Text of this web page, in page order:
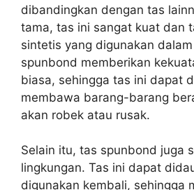
dibandingkan dengan tas
tama, tas ini sangat kuat dan
sintetis yang digunakan
spunbond memberikan
biasa, sehingga tas ini dapat
membawa barang-barang
akan robek atau rusak.
Selain itu, tas spunbond juga
lingkungan. Tas ini dapat
digunakan kembali, sehingga